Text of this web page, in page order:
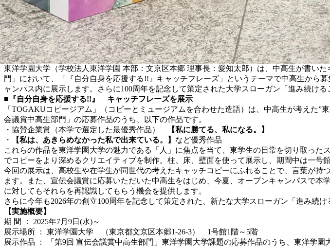
東洋学園大学（学校法人東洋学園 本部：文京区本郷 理事長：愛知太郎）は、中高生が書
門」において、「『自分自身を応援する!!』キャッチフレーズ」というテーマで中高生から
ャンパス内に展示します。さらに100周年を記念して策定された大学スローガン「進み続け
■『自分自身を応援する!!』 キャッチフレーズを展示
「TOGAKUコピージアム」（コピーとミュージアムを合わせた造語）は、中高生が考えた
会議賞中高生部門」の応募作品のうち、以下の作品です。
・協賛企業賞（本学で選定した最優秀作品）
【私に勝てる、私になる。】
・
【私は、あきらめなかった私で出来ている。】 など優秀作品
これらの作品を東洋学園大学の魅力である「人」に焦点を当て、東学生の日常を切り取っ
でコピーをより深めるクリエイティブを制作。柱、床、壁面を使って展示し、期間中は一号
今回の展示は、高校生や在学生が同世代の考えたキャッチコピーにふれることで、言葉が
ます。また、宣伝会議賞に応募いただいた中高生をはじめ、今夏、オープンキャンパスで
に対してもそれらを再認識してもらう機会を提供します。
さらに今年も2026年の創立100周年を記念して策定された、新たな大学スローガン「進み続
【実施概要】
期 間 ： 2025年7月9日(水)～
展示場所 ： 東洋学園大学 （東京都文京区本郷1-26-3） 1号館1階～5階
展示作品 ： 「第9回 宣伝会議賞中高生部門」東洋学園大学課題の応募作品のうち、東洋学園